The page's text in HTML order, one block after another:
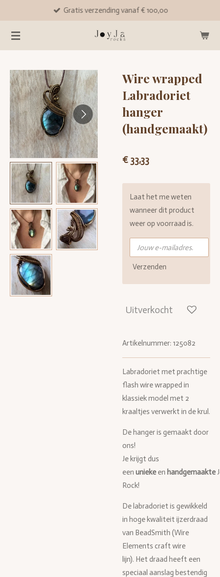
naar
de
Gratis verzending vanaf € 100,00
Wire wrapped
Labradoriet
hanger
(handgemaakt)
€ 33,33
Laat het me weten
wanneer dit product
weer op voorraad is.
Verzenden
Uitverkocht
Artikelnummer: 125082
Labradoriet met prachtige
flash wire wrapped in
klassiek model met 2
kraaltjes verwerkt in de krul.
De hanger is gemaakt door
ons!
Je krijgt dus
een unieke en handgemaakte
Rock!
De labradoriet is gewikkeld
in hoge kwaliteit ijzerdraad
van BeadSmith (Wire
Elements craft wire
lijn). Het draad heeft een
speciaal aanslag bestendig